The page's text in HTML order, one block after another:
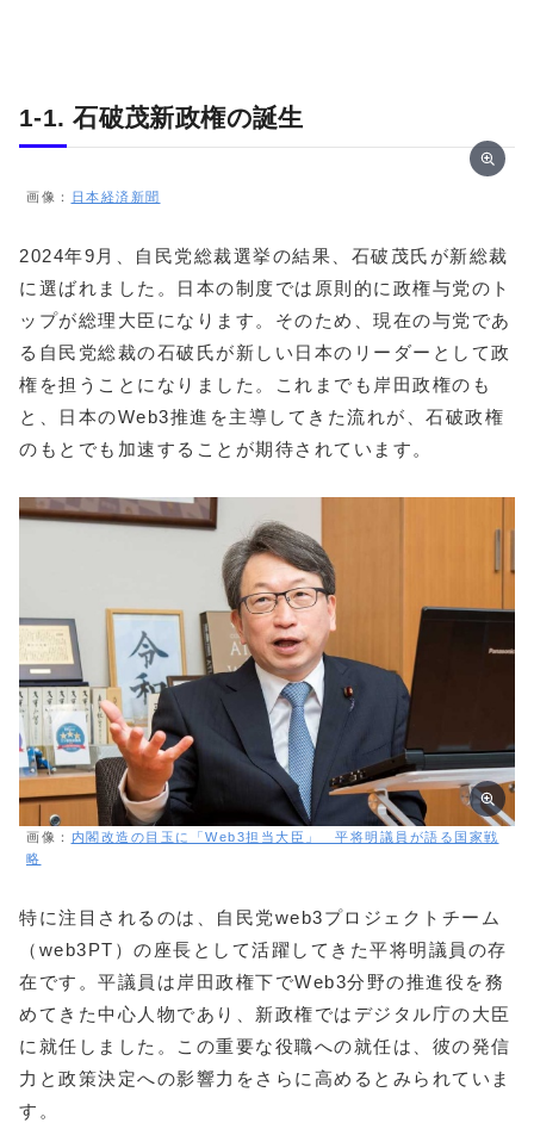
1-1. 石破茂新政権の誕生
画像： 日本経済新聞
2024年9月、自民党総裁選挙の結果、石破茂氏が新総裁
に選ばれました。日本の制度では原則的に政権与党のト
ップが総理大臣になります。そのため、現在の与党であ
る自民党総裁の石破氏が新しい日本のリーダーとして政
権を担うことになりました。これまでも岸田政権のも
と、日本のWeb3推進を主導してきた流れが、石破政権
のもとでも加速することが期待されています。
画像：
内閣改造の目玉に「Web3担当大臣」 平将明議員が語る国家戦
略
特に注目されるのは、自民党web3プロジェクトチーム
（web3PT）の座長として活躍してきた平将明議員の存
在です。平議員は岸田政権下でWeb3分野の推進役を務
めてきた中心人物であり、新政権ではデジタル庁の大臣
に就任しました。この重要な役職への就任は、彼の発信
力と政策決定への影響力をさらに高めるとみられていま
す。